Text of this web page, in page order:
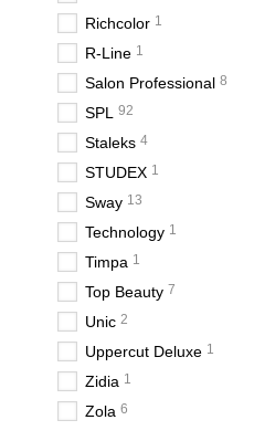
Richcolor 1
R-Line 1
Salon Professional 8
SPL 92
Staleks 4
STUDEX 1
Sway 13
Technology 1
Timpa 1
Top Beauty 7
Unic 2
Uppercut Deluxe 1
Zidia 1
Zola 6